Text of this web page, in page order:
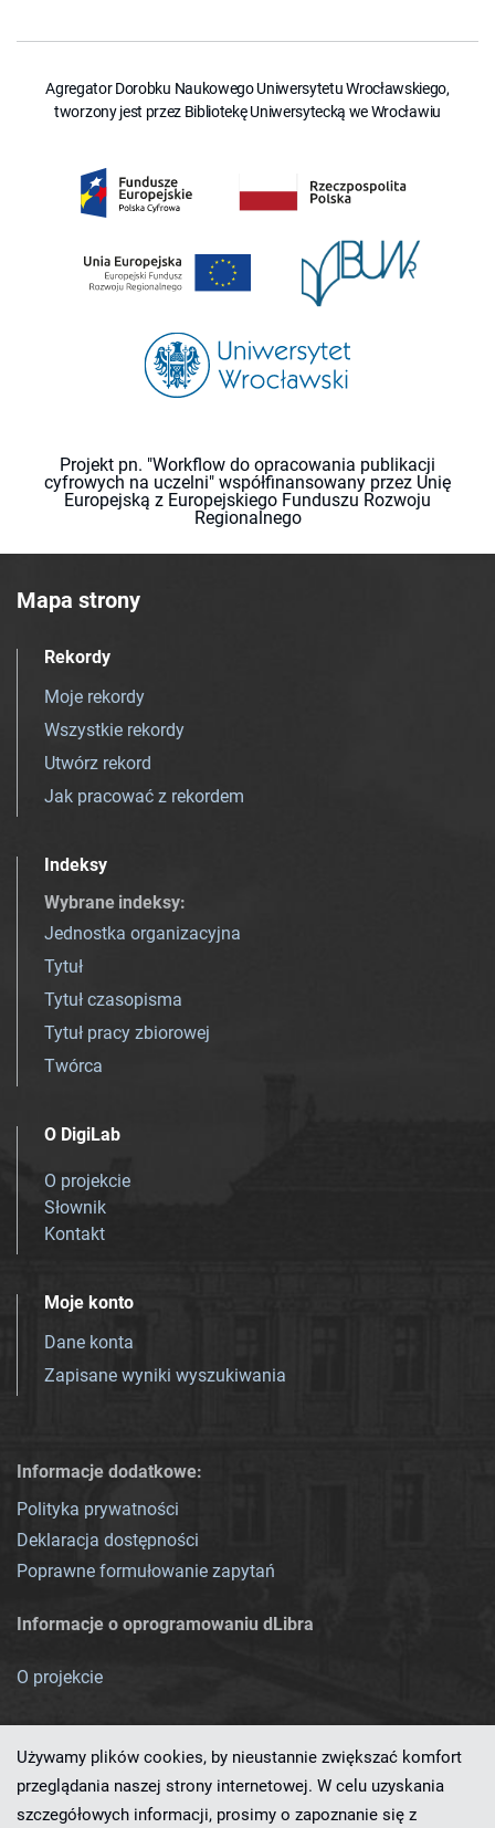
Agregator Dorobku Naukowego Uniwersytetu Wrocławskiego,
tworzony jest przez Bibliotekę Uniwersytecką we Wrocławiu
Projekt pn. "Workflow do opracowania publikacji
cyfrowych na uczelni" współfinansowany przez Unię
Europejską z Europejskiego Funduszu Rozwoju
Regionalnego
Mapa strony
Rekordy
Moje rekordy
Wszystkie rekordy
Utwórz rekord
Jak pracować z rekordem
Indeksy
Wybrane indeksy:
Jednostka organizacyjna
Tytuł
Tytuł czasopisma
Tytuł pracy zbiorowej
Twórca
O DigiLab
O projekcie
Słownik
Kontakt
Moje konto
Dane konta
Zapisane wyniki wyszukiwania
Informacje dodatkowe:
Polityka prywatności
Deklaracja dostępności
Poprawne formułowanie zapytań
Informacje o oprogramowaniu dLibra
O projekcie
Używamy plików cookies, by nieustannie zwiększać komfort
przeglądania naszej strony internetowej. W celu uzyskania
szczegółowych informacji, prosimy o zapoznanie się z